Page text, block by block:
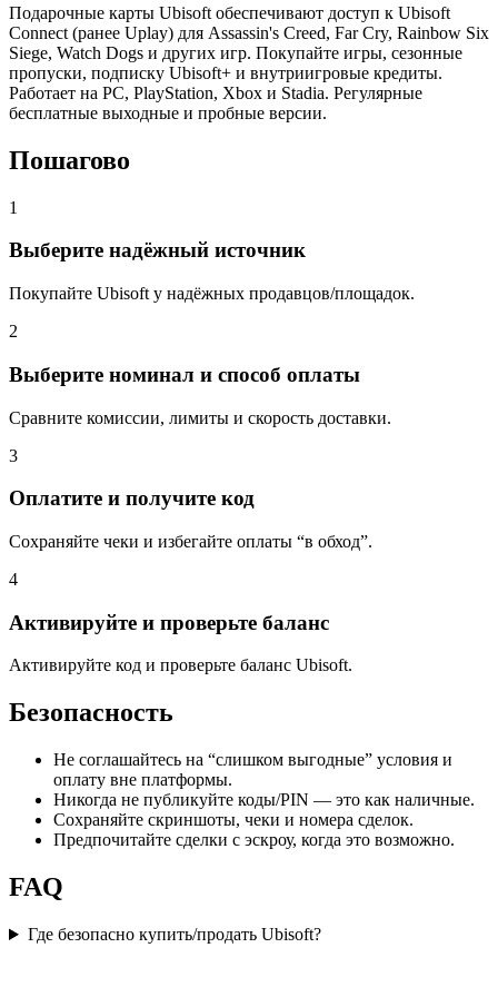
Подарочные карты Ubisoft обеспечивают доступ к Ubisoft
Connect (ранее Uplay) для Assassin's Creed, Far Cry, Rainbow Six
Siege, Watch Dogs и других игр. Покупайте игры, сезонные
пропуски, подписку Ubisoft+ и внутриигровые кредиты.
Работает на PC, PlayStation, Xbox и Stadia. Регулярные
бесплатные выходные и пробные версии.
Пошагово
1
Выберите надёжный источник
Покупайте Ubisoft у надёжных продавцов/площадок.
2
Выберите номинал и способ оплаты
Сравните комиссии, лимиты и скорость доставки.
3
Оплатите и получите код
Сохраняйте чеки и избегайте оплаты “в обход”.
4
Активируйте и проверьте баланс
Активируйте код и проверьте баланс Ubisoft.
Безопасность
Не соглашайтесь на “слишком выгодные” условия и
оплату вне платформы.
Никогда не публикуйте коды/PIN — это как наличные.
Сохраняйте скриншоты, чеки и номера сделок.
Предпочитайте сделки с эскроу, когда это возможно.
FAQ
Где безопасно купить/продать Ubisoft?